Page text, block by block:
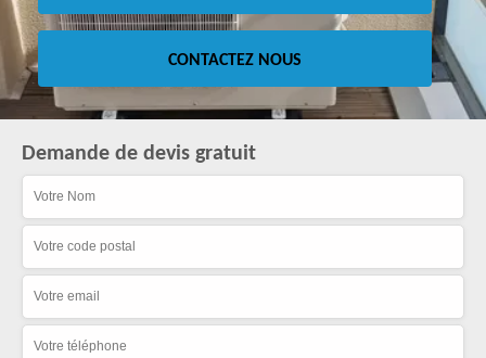
CONTACTEZ NOUS
Demande de devis gratuit